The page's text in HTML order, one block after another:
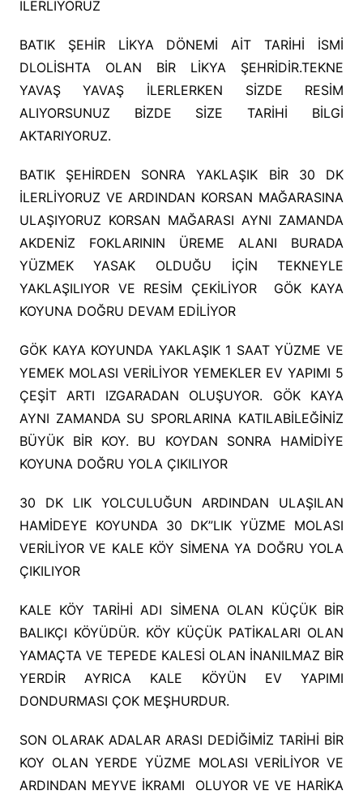
İLERLİYORUZ
BATIK ŞEHİR LİKYA DÖNEMİ AİT TARİHİ İSMİ
DLOLİSHTA OLAN BİR LİKYA ŞEHRİDİR.TEKNE
YAVAŞ YAVAŞ İLERLERKEN SİZDE RESİM
ALIYORSUNUZ BİZDE SİZE TARİHİ BİLGİ
AKTARIYORUZ.
BATIK ŞEHİRDEN SONRA YAKLAŞIK BİR 30 DK
İLERLİYORUZ VE ARDINDAN KORSAN MAĞARASINA
ULAŞIYORUZ KORSAN MAĞARASI AYNI ZAMANDA
AKDENİZ FOKLARININ ÜREME ALANI BURADA
YÜZMEK YASAK OLDUĞU İÇİN TEKNEYLE
YAKLAŞILIYOR VE RESİM ÇEKİLİYOR GÖK KAYA
KOYUNA DOĞRU DEVAM EDİLİYOR
GÖK KAYA KOYUNDA YAKLAŞIK 1 SAAT YÜZME VE
YEMEK MOLASI VERİLİYOR YEMEKLER EV YAPIMI 5
ÇEŞİT ARTI IZGARADAN OLUŞUYOR. GÖK KAYA
AYNI ZAMANDA SU SPORLARINA KATILABİLEĞİNİZ
BÜYÜK BİR KOY. BU KOYDAN SONRA HAMİDİYE
KOYUNA DOĞRU YOLA ÇIKILIYOR
30 DK LIK YOLCULUĞUN ARDINDAN ULAŞILAN
HAMİDEYE KOYUNDA 30 DK”LIK YÜZME MOLASI
VERİLİYOR VE KALE KÖY SİMENA YA DOĞRU YOLA
ÇIKILIYOR
KALE KÖY TARİHİ ADI SİMENA OLAN KÜÇÜK BİR
BALIKÇI KÖYÜDÜR. KÖY KÜÇÜK PATİKALARI OLAN
YAMAÇTA VE TEPEDE KALESİ OLAN İNANILMAZ BİR
YERDİR AYRICA KALE KÖYÜN EV YAPIMI
DONDURMASI ÇOK MEŞHURDUR.
SON OLARAK ADALAR ARASI DEDİĞİMİZ TARİHİ BİR
KOY OLAN YERDE YÜZME MOLASI VERİLİYOR VE
ARDINDAN MEYVE İKRAMI OLUYOR VE VE HARİKA